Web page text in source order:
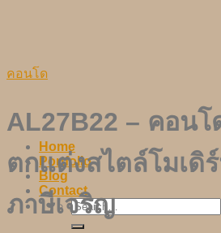
Home
Portfolio
Blog
Contact
คอนโด
AL27B22 – คอนโ
ตกแต่งสไตล์โมเดิ
ภาษีเจริญ